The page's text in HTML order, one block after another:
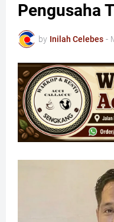
Pengusaha
by Inilah Celebes -